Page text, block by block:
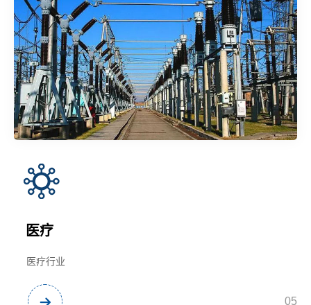
医疗
医疗行业
05